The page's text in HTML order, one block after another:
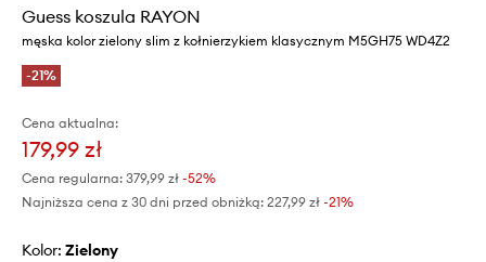
Guess koszula RAYON
męska kolor zielony slim z kołnierzykiem klasycznym M5GH75 WD4Z2
-21%
Cena aktualna:
179,99 zł
Cena regularna: 379,99 zł -52%
Najniższa cena z 30 dni przed obniżką: 227,99 zł -21%
Kolor: zielony